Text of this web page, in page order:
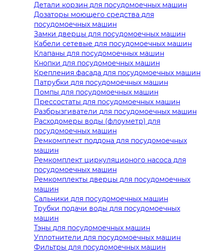
Детали корзин для посудомоечных машин
Дозаторы моющего средства для
посудомоечных машин
Замки дверцы для посудомоечных машин
Кабели сетевые для посудомоечных машин
Клапаны для посудомоечных машин
Кнопки для посудомоечных машин
Крепления фасада для посудомоечных машин
Патрубки для посудомоечных машин
Помпы для посудомоечных машин
Прессостаты для посудомоечных машин
Разбрызгиватели для посудомоечных машин
Расходомеры воды (флоуметр) для
посудомоечных машин
Ремкомплект поддона для посудомоечных
машин
Ремкомплект циркуляционого насоса для
посудомоечных машин
Ремкомплекты дверцы для посудомоечных
машин
Сальники для посудомоечных машин
Трубки подачи воды для посудомоечных
машин
Тэны для посудомоечных машин
Уплотнители для посудомоечных машин
Фильтры для посудомоечных машин